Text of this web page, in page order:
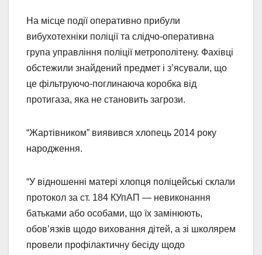
На місце події оперативно прибули
вибухотехніки поліції та слідчо-оперативна
група управління поліції метрополітену. Фахівці
обстежили знайдений предмет і з’ясували, що
це фільтруючо-поглинаюча коробка від
протигаза, яка не становить загрози.
“Жартівником” виявився хлопець 2014 року
народження.
“У відношенні матері хлопця поліцейські склали
протокол за ст. 184 КУпАП — невиконання
батьками або особами, що їх замінюють,
обов’язків щодо виховання дітей, а зі школярем
провели профілактичну бесіду щодо